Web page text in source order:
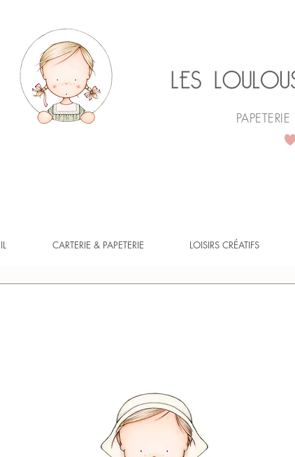
PAPETERIE
CARTERIE & PAPETERIE LOISIRS CRÉATIFS